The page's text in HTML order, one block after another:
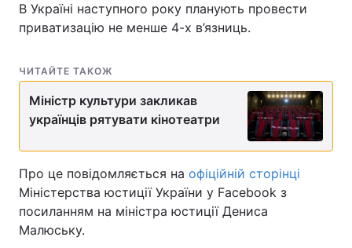
Головна Війна
Економіка Світ
Спорт Наука
Техно і зв'язок Лайт
Зброя Інциденти
Здоров'я Туризм
В Україні наступного року планують провести
приватизацію не менше 4-х в’язниць.
ЧИТАЙТЕ ТАКОЖ
Міністр культури закликав
українців рятувати кінотеатри
Про це повідомляється на офіційній сторінці
Міністерства юстиції України у Facebook з
посиланням на міністра юстиції Дениса
Малюську.